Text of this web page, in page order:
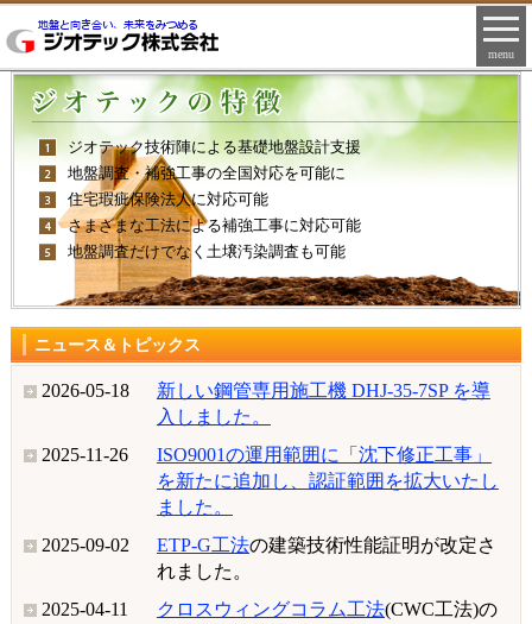
menu
ジオテック技術陣による基礎地盤設計支援
地盤調査・補強工事の全国対応を可能に
住宅瑕疵保険法人に対応可能
さまざまな工法による補強工事に対応可能
地盤調査だけでなく土壌汚染調査も可能
ニュース＆トピックス
2026-05-18
新しい鋼管専用施工機 DHJ-35-7SP を導
入しました。
2025-11-26
ISO9001の運用範囲に「沈下修正工事」
を新たに追加し、認証範囲を拡大いたし
ました。
2025-09-02
ETP-G工法の建築技術性能証明が改定さ
れました。
2025-04-11
クロスウィングコラム工法(CWC工法)の